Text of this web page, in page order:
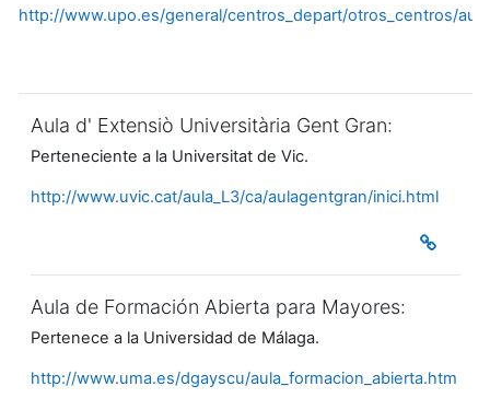
http://www.upo.es/general/centros_depart/otros_centros/
Aula d' Extensiò Universitària Gent Gran:
Perteneciente a la Universitat de Vic.
http://www.uvic.cat/aula_L3/ca/aulagentgran/inici.html
Aula de Formación Abierta para Mayores:
Pertenece a la Universidad de Málaga.
http://www.uma.es/dgayscu/aula_formacion_abierta.htm